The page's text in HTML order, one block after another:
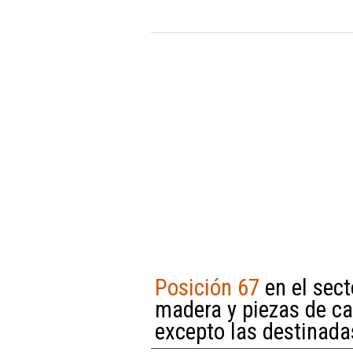
Posición 67 en el
madera y piezas de
excepto las